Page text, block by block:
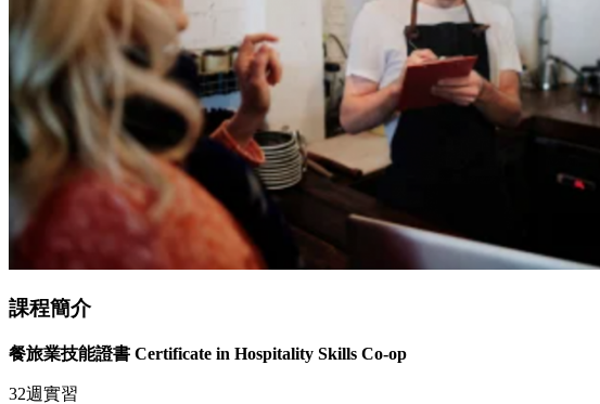
課程簡介
餐旅業技能證書 Certificate in Hospitality Skills Co-op
32週實習